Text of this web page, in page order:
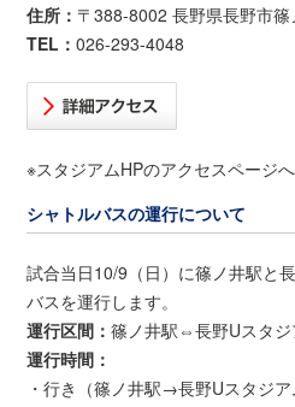
住所： 〒388-8002 長野県長野市篠
TEL：026-293-4048
※スタジアムHPのアクセスページへ
シャトルバスの運行について
試合当日10/9（日）に篠ノ井駅と
バスを運行します。
運行区間：篠ノ井駅⇔長野Uスタジ
運行時間：
・行き（篠ノ井駅→長野Uスタジ